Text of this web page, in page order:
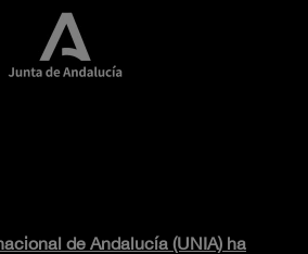
de Andalucía (UNIA) ha